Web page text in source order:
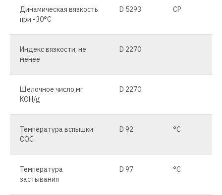
Динамическая вязкость
при -30°C
D 5293 CP
Индекс вязкости, не
менее
D 2270
Щелочное число,мг
KOH/g
D 2270
Температура вспышки
COC
D 92 °C
Температура
застывания
D 97 °C